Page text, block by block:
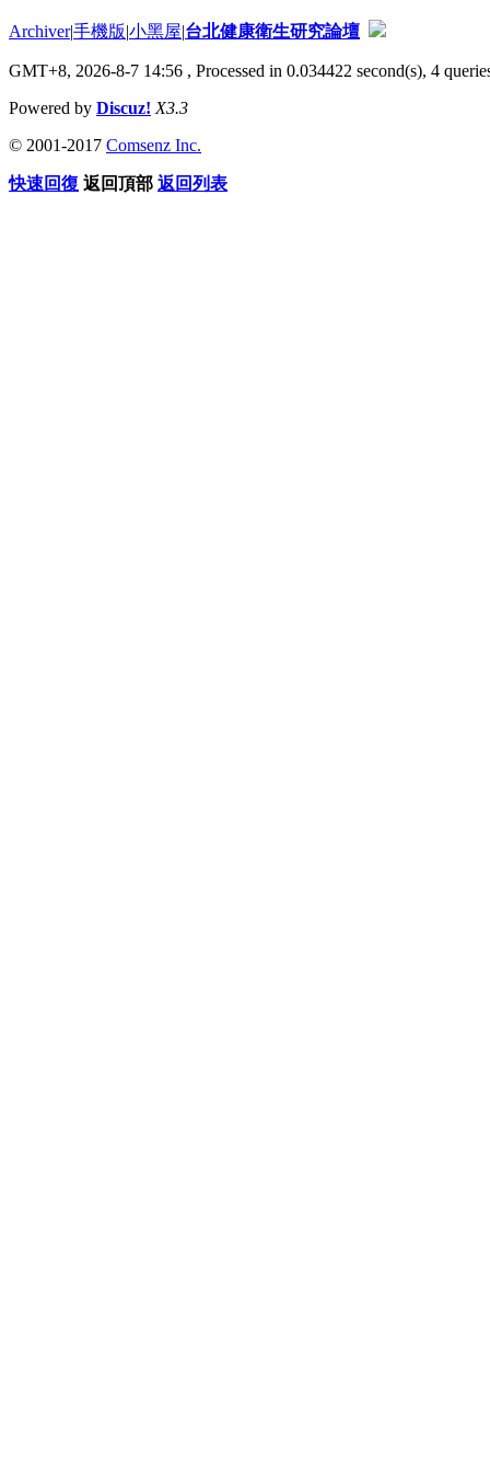
Archiver|手機版|小黑屋|台北健康衛生研究論壇
GMT+8, 2026-8-7 14:56 , Processed in 0.034422 second(s), 4
Powered by Discuz! X3.3
© 2001-2017 Comsenz Inc.
快速回復 返回頂部 返回列表